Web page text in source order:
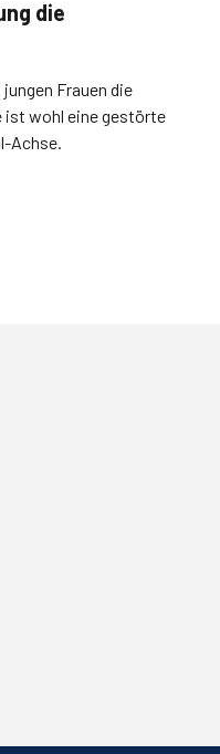
die
Frauen die
ist wohl eine gestörte
Achse.